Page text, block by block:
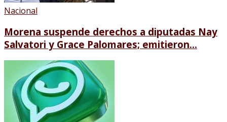
Nacional
Morena suspende derechos a diputadas Nay
Salvatori y Grace Palomares; emitieron...